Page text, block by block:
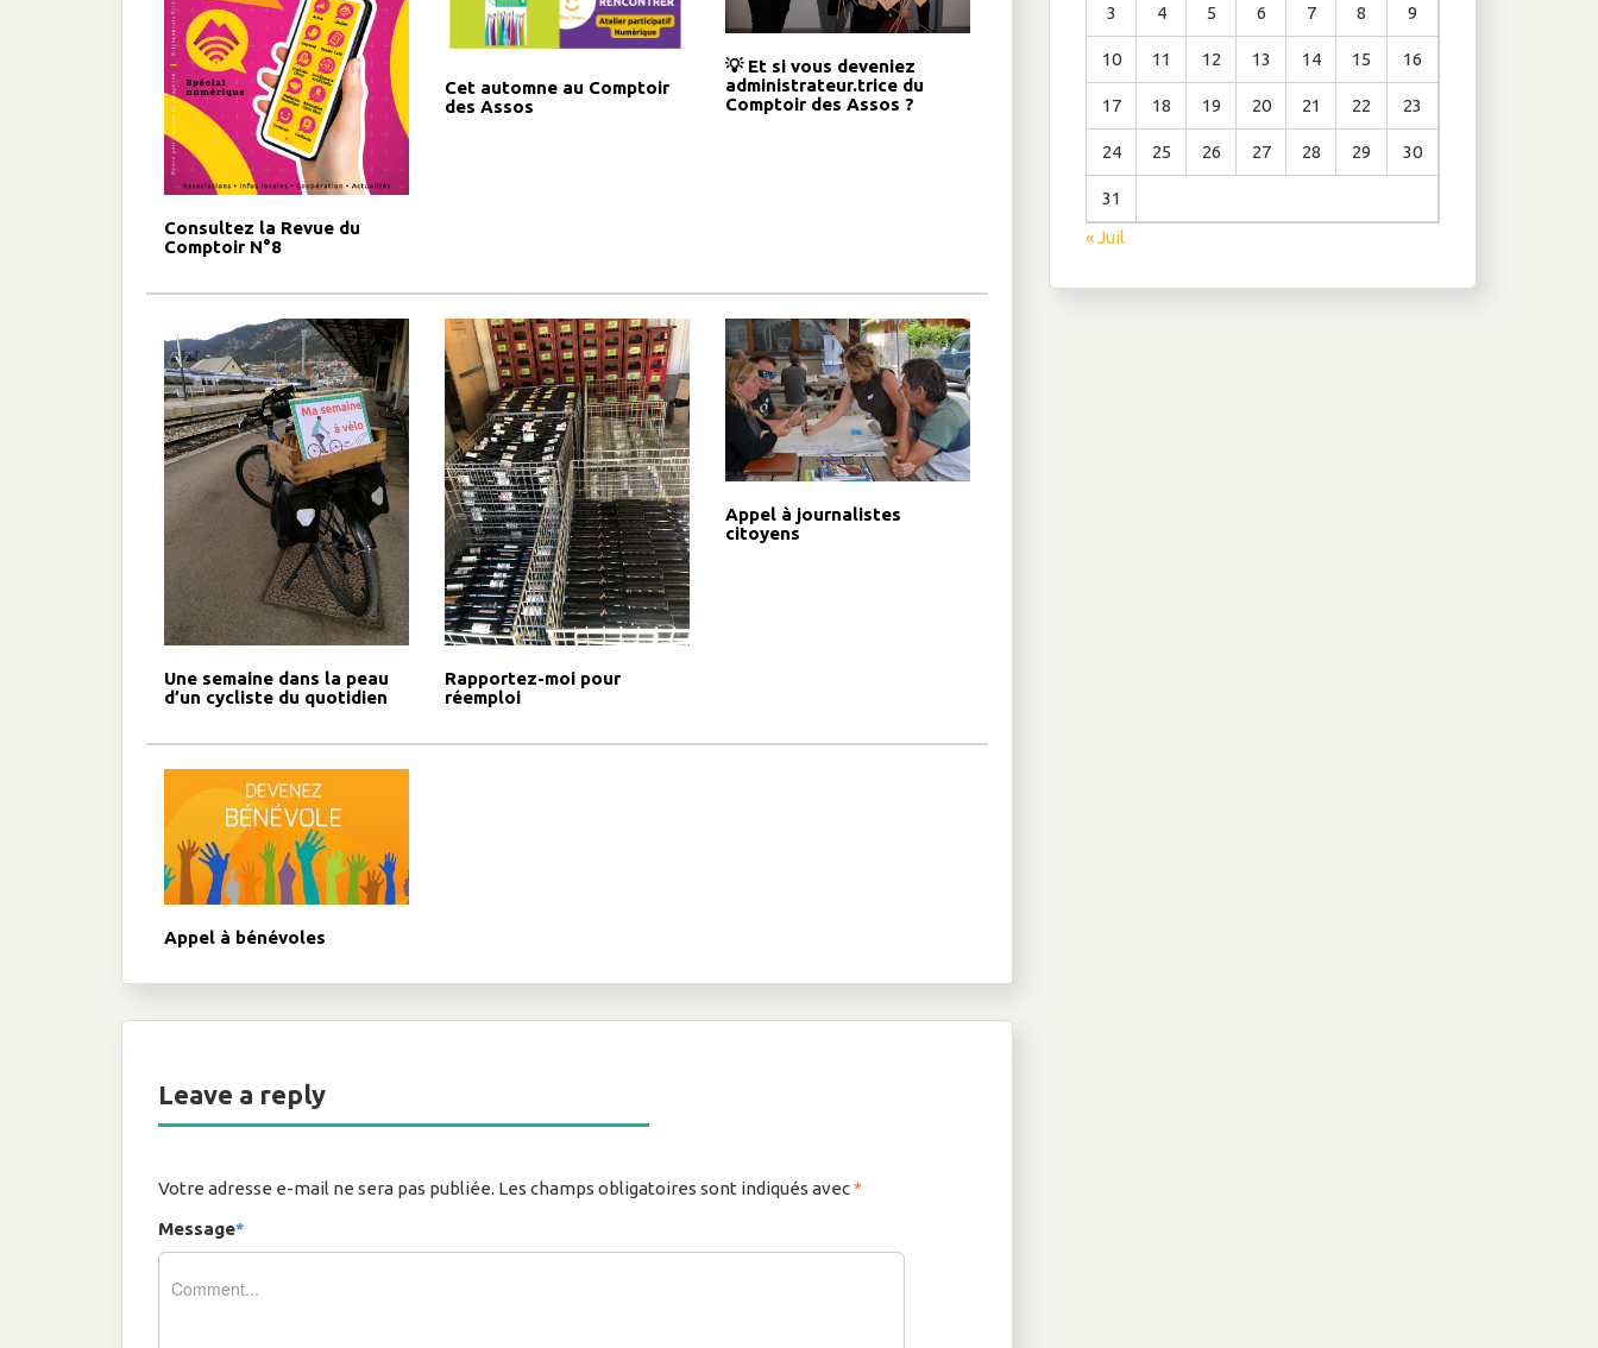
Consultez la Revue du
Comptoir N°8
Cet automne au Comptoir
des Assos
💡 Et si vous deveniez
administrateur.trice du
Comptoir des Assos ?
Une semaine dans la peau
d’un cycliste du quotidien
Rapportez-moi pour
réemploi
Appel à journalistes
citoyens
Appel à bénévoles
Leave a reply
Votre adresse e-mail ne sera pas publiée. Les champs obligatoires sont indiqués avec*
Message*
3 4 5 6 7 8 9
10 11 12 13 14 15 16
17 18 19 20 21 22 23
24 25 26 27 28 29 30
31
« Juil